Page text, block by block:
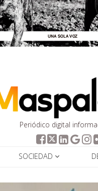
Periódico digital
SOCIEDAD